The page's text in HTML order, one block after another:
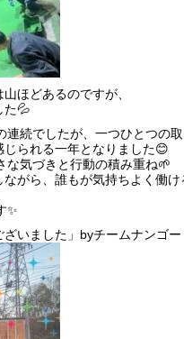
ほどあるのですが、
た💦
連続でしたが、一つひとつの
られる一年となりました😊
な気づきと行動の積み重ね🌱
がら、誰もが気持ちよく働け
✨
ざいました」byチームナンゴー